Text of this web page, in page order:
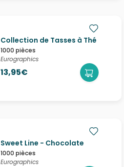
Collection de Tasses à Thé
1000 pièces
Eurographics
13,95€
Sweet Line - Chocolate
1000 pièces
Eurographics